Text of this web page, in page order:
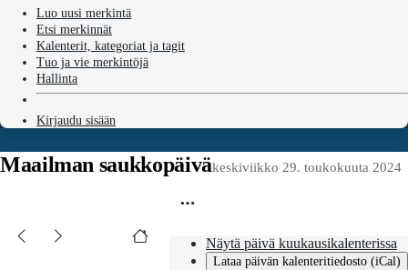
Luo uusi merkintä
Etsi merkinnät
Kalenterit, kategoriat ja tagit
Tuo ja vie merkintöjä
Hallinta
Kirjaudu sisään
Maailman saukkopäiväkeskiviikko 29. toukokuuta 2024
Näytä päivä kuukausikalenterissa
Lataa päivän kalenteritiedosto (iCal)